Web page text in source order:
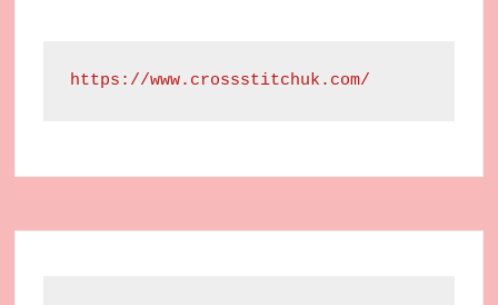
https://www.crossstitchuk.com/